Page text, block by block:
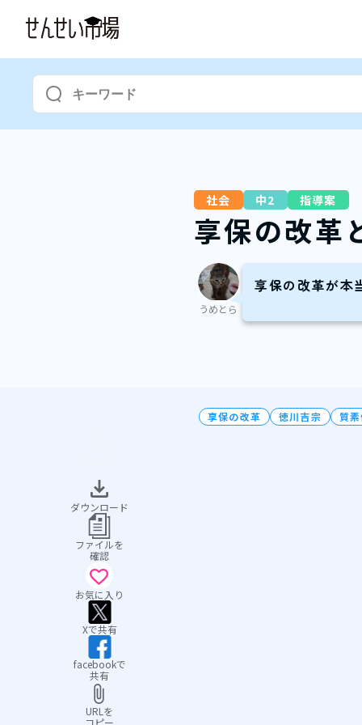
社会 中2 指導案
享保の改革
うめとら
享保の改革が本
ダウンロード
ファイルを
確認
お気に入り
Xで共有
facebookで
共有
URLを
コピー
享保の改革 徳川吉宗 質